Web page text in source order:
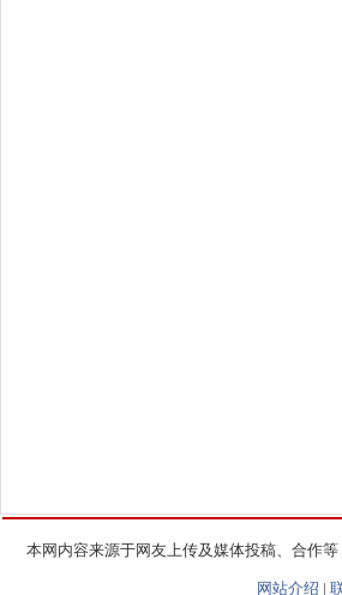
本网内容来源于网友上传及媒体投稿、合作
网站介绍 |